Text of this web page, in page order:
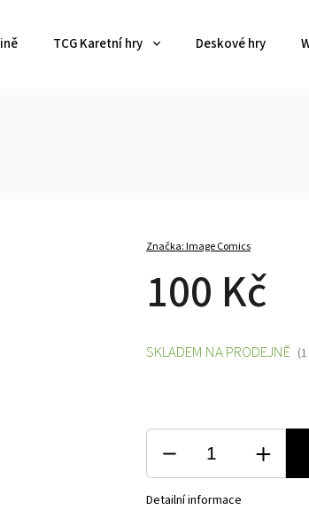
TCG Karetní hry Deskové hry
Značka:Image Comics
100 Kč
SKLADEM NA PRODEJNĚ
Detailní informace